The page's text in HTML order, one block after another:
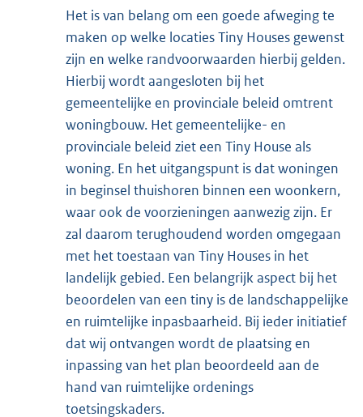
Het is van belang om een goede afweging te
maken op welke locaties Tiny Houses gewenst
zijn en welke randvoorwaarden hierbij gelden.
Hierbij wordt aangesloten bij het
gemeentelijke en provinciale beleid omtrent
woningbouw. Het gemeentelijke- en
provinciale beleid ziet een Tiny House als
woning. En het uitgangspunt is dat woningen
in beginsel thuishoren binnen een woonkern,
waar ook de voorzieningen aanwezig zijn. Er
zal daarom terughoudend worden omgegaan
met het toestaan van Tiny Houses in het
landelijk gebied. Een belangrijk aspect bij het
beoordelen van een tiny is de landschappelijke
en ruimtelijke inpasbaarheid. Bij ieder initiatief
dat wij ontvangen wordt de plaatsing en
inpassing van het plan beoordeeld aan de
hand van ruimtelijke ordenings
toetsingskaders.